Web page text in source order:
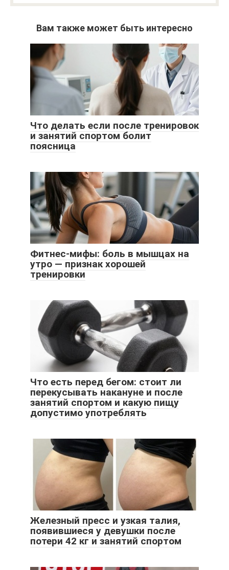
Вам также может быть интересно
Что делать если после тренировок
и занятий спортом болит
поясница
Фитнес-мифы: боль в мышцах на
утро — признак хорошей
тренировки
Что есть перед бегом: стоит ли
перекусывать накануне и после
занятий спортом и какую пищу
допустимо употреблять
Железный пресс и узкая талия,
появившиеся у девушки после
потери 42 кг и занятий спортом